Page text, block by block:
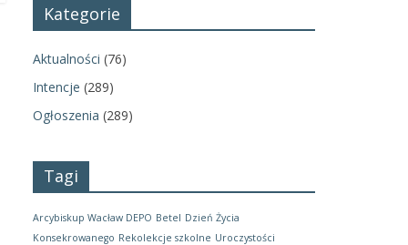
Kategorie
Aktualności (76)
Intencje (289)
Ogłoszenia (289)
Tagi
Arcybiskup Wacław DEPO Betel Dzień Życia
Konsekrowanego Rekolekcje szkolne Uroczystości